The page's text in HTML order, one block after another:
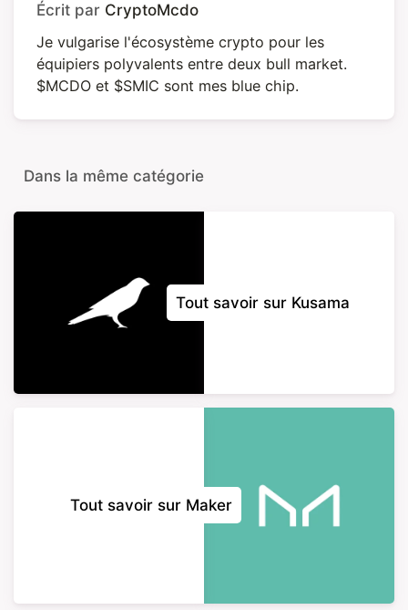
Écrit par CryptoMcdo
Je vulgarise l'écosystème crypto pour les
équipiers polyvalents entre deux bull market.
$MCDO et $SMIC sont mes blue chip.
Dans la même catégorie
Tout savoir sur Kusama
Tout savoir sur Maker